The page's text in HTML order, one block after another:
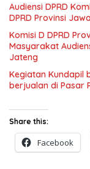
Audiensi DPRD
DPRD Provinsi
Komisi D DPRD
Masyarakat
Jateng
Kegiatan Kundapil
berjualan di Pasar
Share this:
Facebook